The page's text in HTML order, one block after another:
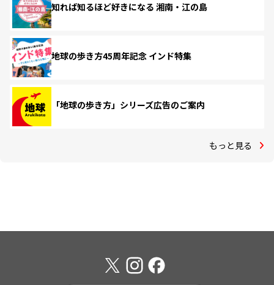
知れば知るほど好きになる 湘南・江の島
地球の歩き方45周年記念 インド特集
「地球の歩き方」シリーズ広告のご案内
もっと見る